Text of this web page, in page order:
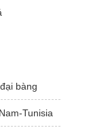
bàng
Tunisia